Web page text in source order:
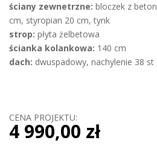
ściany zewnetrzne: bloczek z
cm, styropian 20 cm, tynk
strop: płyta żelbetowa
ścianka kolankowa: 140 cm
dach: dwuspadowy, nachylenie 38
CENA PROJEKTU:
4 990,00 zł